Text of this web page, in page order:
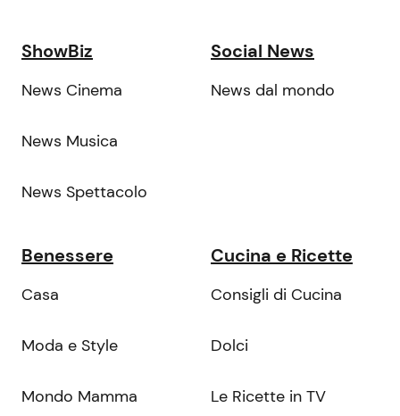
ShowBiz
News Cinema
News Musica
News Spettacolo
Social News
News dal mondo
Benessere
Casa
Moda e Style
Mondo Mamma
Cucina e Ricette
Consigli di Cucina
Dolci
Le Ricette in TV